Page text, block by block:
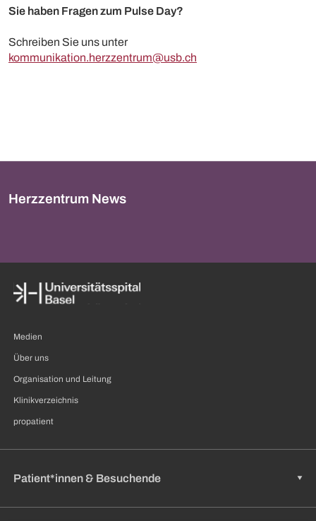
Sie haben Fragen zum Pulse Day?
Schreiben Sie uns unter
kommunikation.herzzentrum@usb.ch
Herzzentrum News
Medien
Über uns
Organisation und Leitung
Klinikverzeichnis
propatient
Patient*innen & Besuchende